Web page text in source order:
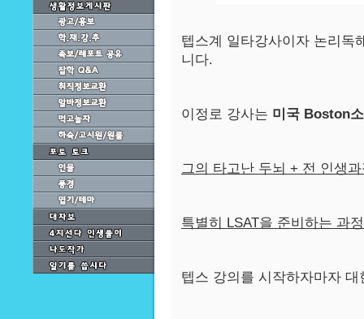
텝스계 일타강사이자 논리독
니다.
이정로 강사는 미국 Boston
그의 타고난 두뇌 + 전 인생
특별히 LSAT을 준비하는 과
텝스 강의를 시작하자마자